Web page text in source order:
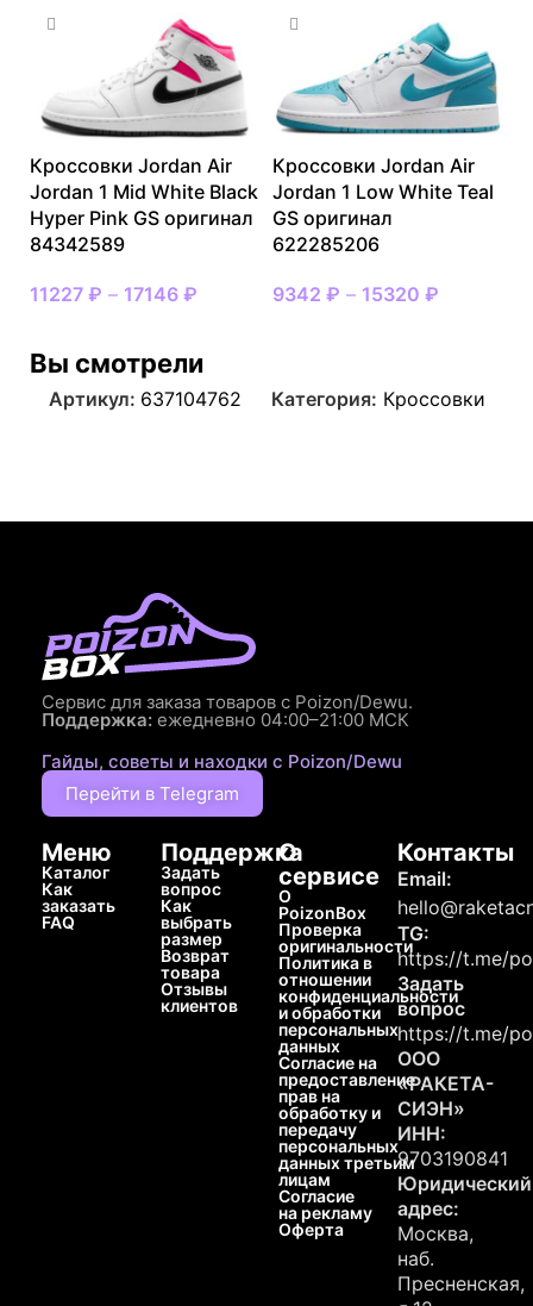
Кроссовки Jordan Air
Jordan 1 Mid White Black
Hyper Pink GS оригинал
84342589
11227 ₽ – 17146 ₽
Кроссовки Jordan Air
Jordan 1 Low White Teal
GS оригинал
622285206
9342 ₽ – 15320 ₽
Вы смотрели
Артикул: 637104762 Категория: Кроссовки
Сервис для заказа товаров с Poizon/Dewu.
Поддержка: ежедневно 04:00–21:00 МСК
Гайды, советы и находки с Poizon/Dewu
Перейти в Telegram
Меню
Каталог
Как
заказать
FAQ
Поддержка
Задать
вопрос
Как
выбрать
размер
Возврат
товара
Отзывы
клиентов
О
сервисе
О
PoizonBox
Проверка
оригинальности
Политика в
отношении
конфиденциальности
и обработки
персональных
данных
Согласие на
предоставление
прав на
обработку и
передачу
персональных
данных третьим
лицам
Согласие
на рекламу
Оферта
Контакты
Email:
TG:
https://t.me/
Задать
вопрос
https://t.me/
ООО
«РАКЕТА-
СИЭН»
ИНН:
9703190841
Юридический
адрес:
Москва,
наб.
Пресненская,